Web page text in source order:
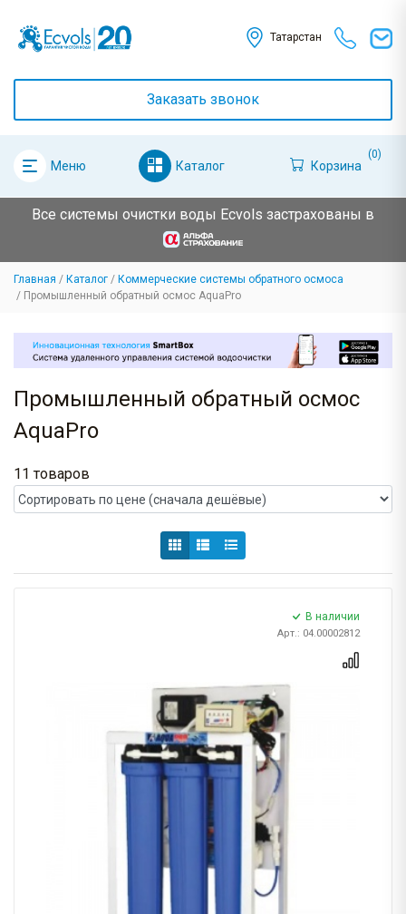
Татарстан
Заказать звонок
Меню Каталог Корзина
(0)
Все системы очистки воды Ecvols застрахованы в
Главная Каталог
Коммерческие системы обратного осмоса
Промышленный обратный осмос AquaPro
Промышленный обратный осмос
AquaPro
11 товаров
В наличии
Арт.: 04.00002812